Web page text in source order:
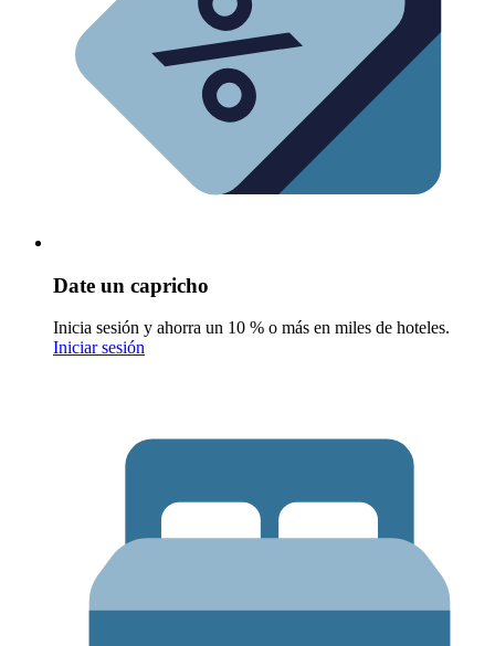
Date un capricho
Inicia sesión y ahorra un 10 % o más en miles de hoteles.
Iniciar sesión